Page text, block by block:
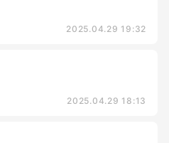
2025.04.29 19:32
2025.04.29 18:13